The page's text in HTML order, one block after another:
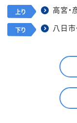
上り 高宮・
下り 八日市